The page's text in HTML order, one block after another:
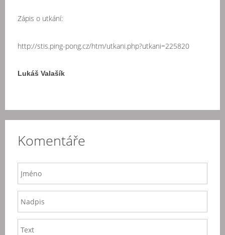
Zápis o utkání:
http://stis.ping-pong.cz/htm/utkani.php?utkani=225820
Lukáš Valašík
Komentáře